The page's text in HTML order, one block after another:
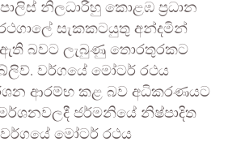
නිලධාරීහු කොළඹ ප්‍රධාන
සැකකටයුතු අන්දමින්
ඇති බවට ලැබුණු තොරතුරකට
වර්ගයේ මෝටර් රථය
ආරම්භ කළ බව අධිකරණයට
ජර්මනියේ නිෂ්පාදිත
මෝටර් රථය